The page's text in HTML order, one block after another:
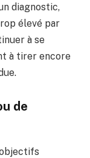
diagnostic,
élevé par
à se
à tirer encore
de